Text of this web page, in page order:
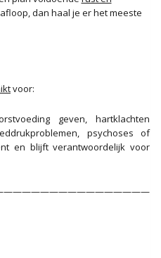
dan haal je er het meeste
voor:
geven, hartklachten
psychoses of
en blijft verantwoordelijk voor